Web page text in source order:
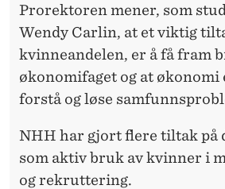
Prorektoren mener, som
Wendy Carlin, at et viktig
kvinneandelen, er å få fram
økonomifaget og at
forstå og løse
NHH har gjort flere tiltak på
som aktiv bruk av kvinner i
og rekruttering.